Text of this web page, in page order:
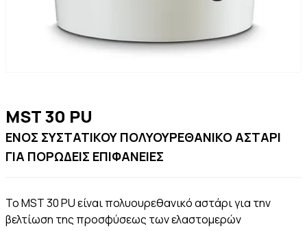
MST 30 PU
ΕΝΟΣ ΣΥΣΤΑΤΙΚΟΥ ΠΟΛΥΟΥΡΕΘΑΝΙΚΟ ΑΣΤΑΡΙ
ΓΙΑ ΠΟΡΩΔΕΙΣ ΕΠΙΦΑΝΕΙΕΣ
Το MST 30 PU είναι πολυουρεθανικό αστάρι για την
βελτίωση της προσφύσεως των ελαστομερών